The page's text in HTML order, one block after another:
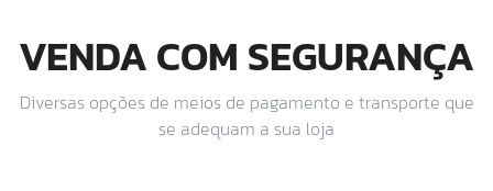
VENDA COM SEGURANÇA
Diversas opções de meios de pagamento e transporte que
se adequam a sua loja